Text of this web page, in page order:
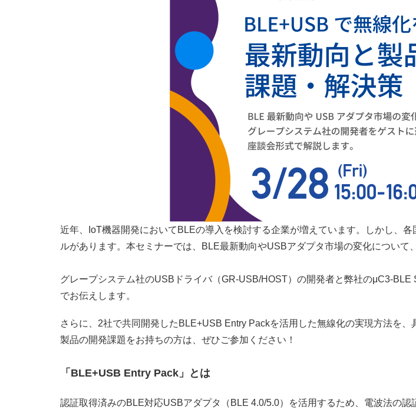
近年、IoT機器開発においてBLEの導入を検討する企業が増えています。しかし、
ルがあります。本セミナーでは、BLE最新動向やUSBアダプタ市場の変化につい
グレープシステム社のUSBドライバ（GR-USB/HOST）の開発者と弊社のμC3-
でお伝えします。
さらに、2社で共同開発したBLE+USB Entry Packを活用した無線化の実現方法を
製品の開発課題をお持ちの方は、ぜひご参加ください！
「BLE+USB Entry Pack」とは
認証取得済みのBLE対応USBアダプタ（BLE 4.0/5.0）を活用するため、電波法の認